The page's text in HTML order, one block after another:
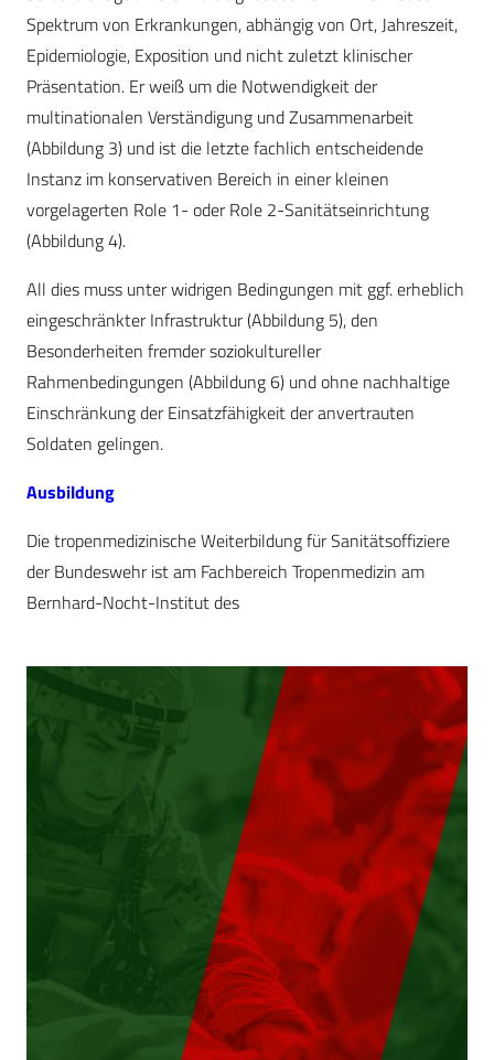
Spektrum von Erkrankungen, abhängig von Ort, Jahreszeit,
Epidemiologie, Exposition und nicht zuletzt klinischer
Präsentation. Er weiß um die Notwendigkeit der
multinationalen Verständigung und Zusammenarbeit
(Abbildung 3) und ist die letzte fachlich entscheidende
Instanz im konservativen Bereich in einer kleinen
vorgelagerten Role 1- oder Role 2-Sanitätseinrichtung
(Abbildung 4).
All dies muss unter widrigen Bedingungen mit ggf. erheblich
eingeschränkter Infrastruktur (Abbildung 5), den
Besonderheiten fremder soziokultureller
Rahmenbedingungen (Abbildung 6) und ohne nachhaltige
Einschränkung der Einsatzfähigkeit der anvertrauten
Soldaten gelingen.
Ausbildung
Die tropenmedizinische Weiterbildung für Sanitätsoffiziere
der Bundeswehr ist am Fachbereich Tropenmedizin am
Bernhard-Nocht-Institut des